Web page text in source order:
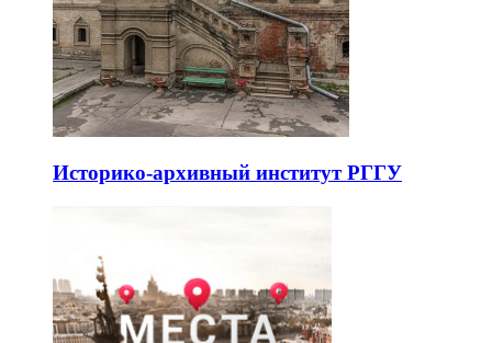
Историко-архивный институт РГГУ